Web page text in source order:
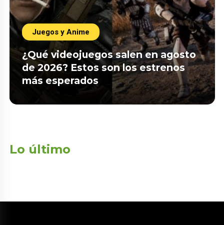
Juegos y Anime
¿Qué videojuegos salen en agosto
de 2026? Estos son los estrenos
más esperados
Lo último